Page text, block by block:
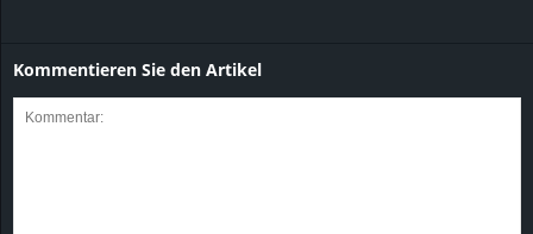
Kommentieren Sie den Artikel